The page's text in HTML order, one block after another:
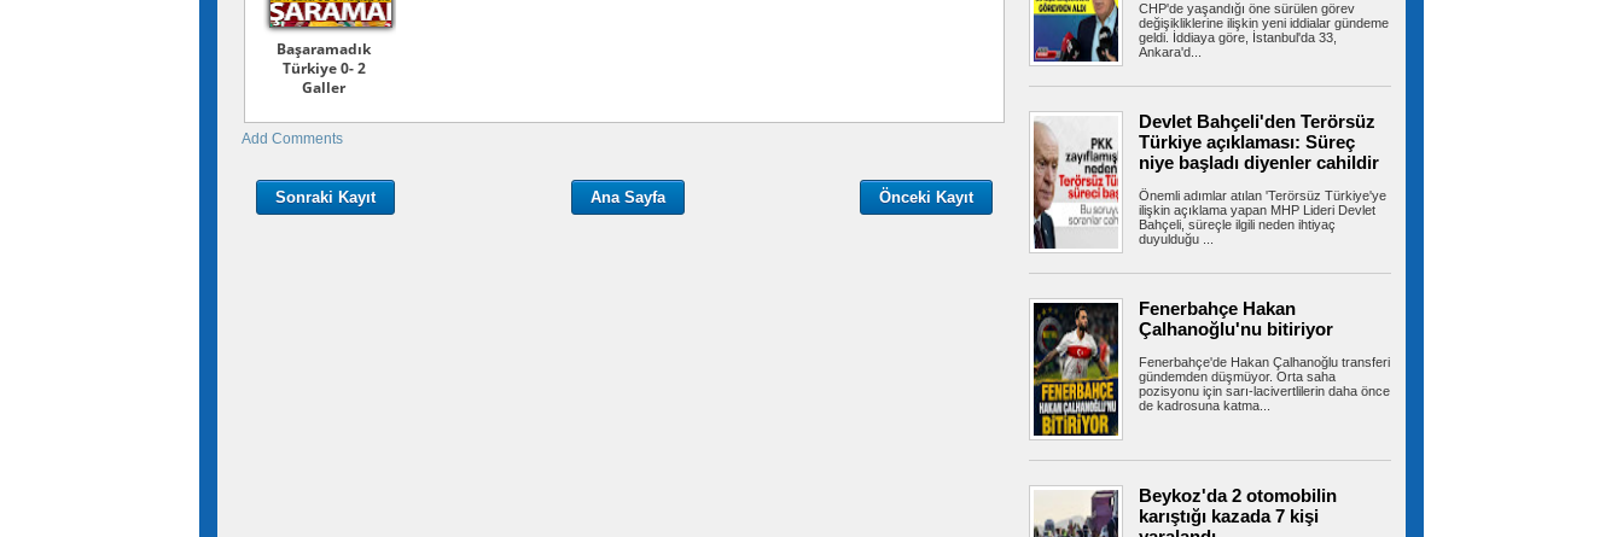
Başaramadık
Türkiye 0- 2
Galler
Add Comments
Sonraki Kayıt Önceki Kayıt
Ana Sayfa
ağır oldu
üzerine başlatılan soruşturmada...
Cumhurbaşkanı Erdoğan,
Bahçeli ile görüştü! Masada tek konu vardı
Cumhurbaşkanlığı Külliyesi bugün kritik bir
zirveye ev sahipliği yapıyor....
karşı ortak bildiri: Açık ihlaldir, kabul edilemez
Türkiye'nin de aralarında yer aldığı 8 ülke,
İsrail'in Gazze'deki hastaneleri,...
Kartal Belediyesi’nden can
dostlar için dev yatırım
Kartal Belediyesi, kent yaşamı ile can dostların
CHP'de yaşandığı öne sürülen görev
değişikliklerine ilişkin yeni iddialar gündeme
geldi. İddiaya göre, İstanbul'da 33,
Ankara'd...
Devlet Bahçeli'den Terörsüz
Türkiye açıklaması: Süreç
niye başladı diyenler cahildir
Önemli adımlar atılan 'Terörsüz Türkiye'ye
ilişkin açıklama yapan MHP Lideri Devlet
Bahçeli, süreçle ilgili neden ihtiyaç
duyulduğu ...
Fenerbahçe Hakan
Çalhanoğlu'nu bitiriyor
Fenerbahçe'de Hakan Çalhanoğlu transferi
gündemden düşmüyor. Orta saha
pozisyonu için sarı-lacivertlilerin daha önce
de kadrosuna katma...
Beykoz'da 2 otomobilin
karıştığı kazada 7 kişi